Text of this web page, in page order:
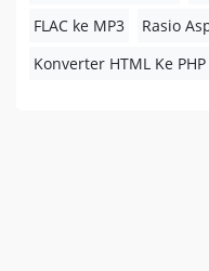
FLAC ke MP3
Rasio
Konverter HTML Ke PHP